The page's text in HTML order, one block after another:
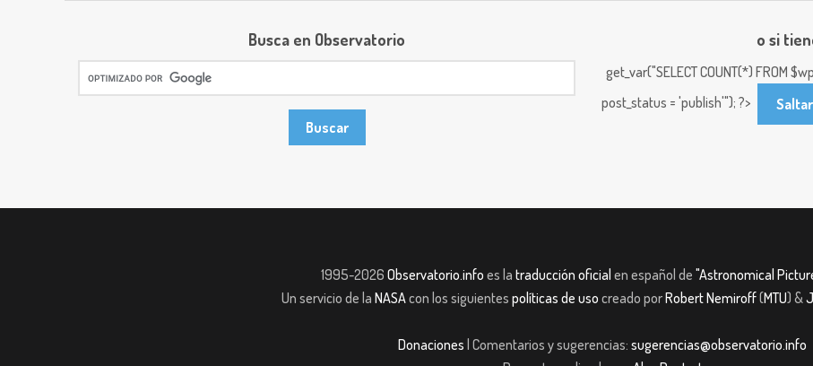
Busca en Observatorio o si
get_var("SELECT COUNT(*) FROM
post_status = 'publish'"); ?>
1995-2026 Observatorio.info es la traducción oficial en español de "Astronomical
Un servicio de la NASAcon los siguientes políticas de uso creado porRobert Nemiroff(MTU) &
Donaciones | Comentarios y sugerencias: sugerencias@observatorio.info